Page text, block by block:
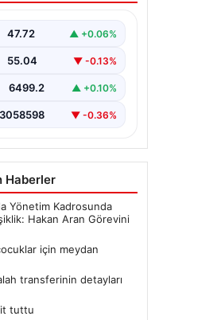
47.72 ▲ +0.06%
55.04 ▼ -0.13%
6499.2 ▲ +0.10%
3058598 ▼ -0.36%
Haberler
Yönetim Kadrosunda
Hakan Aran Görevini
için meydan
transferinin detayları
tuttu